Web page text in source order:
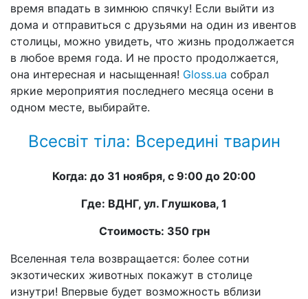
время впадать в зимнюю спячку! Если выйти из
дома и отправиться с друзьями на один из ивентов
столицы, можно увидеть, что жизнь продолжается
в любое время года. И не просто продолжается,
она интересная и насыщенная! Gloss.ua собрал
яркие мероприятия последнего месяца осени в
одном месте, выбирайте.
Всесвіт тіла: Всередині тварин
Когда: до 31 ноября, с 9:00 до 20:00
Где: ВДНГ, ул. Глушкова, 1
Стоимость: 350 грн
Вселенная тела возвращается: более сотни
экзотических животных покажут в столице
изнутри! Впервые будет возможность вблизи